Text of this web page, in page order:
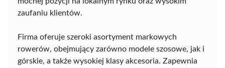
zaufaniu klientów.
Firma oferuje szeroki asortyment markowych
rowerów, obejmujący zarówno modele szosowe, jak i
górskie, a także wysokiej klasy akcesoria. Zapewnia